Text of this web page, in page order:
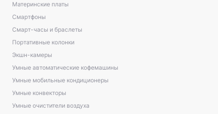
Материнские платы
Смартфоны
Смарт-часы и браслеты
Портативные колонки
Экшн-камеры
Умные автоматические кофемашины
Умные мобильные кондиционеры
Умные конвекторы
Умные очистители воздуха